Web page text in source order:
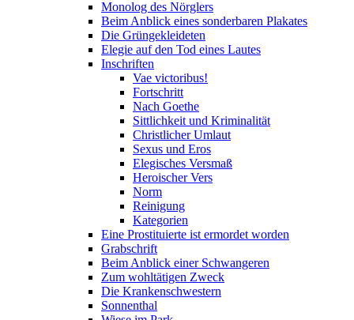
Monolog des Nörglers
Beim Anblick eines sonderbaren Plakates
Die Grüngekleideten
Elegie auf den Tod eines Lautes
Inschriften
Vae victoribus!
Fortschritt
Nach Goethe
Sittlichkeit und Kriminalität
Christlicher Umlaut
Sexus und Eros
Elegisches Versmaß
Heroischer Vers
Norm
Reinigung
Kategorien
Eine Prostituierte ist ermordet worden
Grabschrift
Beim Anblick einer Schwangeren
Zum wohltätigen Zweck
Die Krankenschwestern
Sonnenthal